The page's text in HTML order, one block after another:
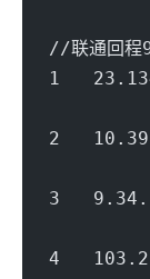
//联通回程
1
2
3
4